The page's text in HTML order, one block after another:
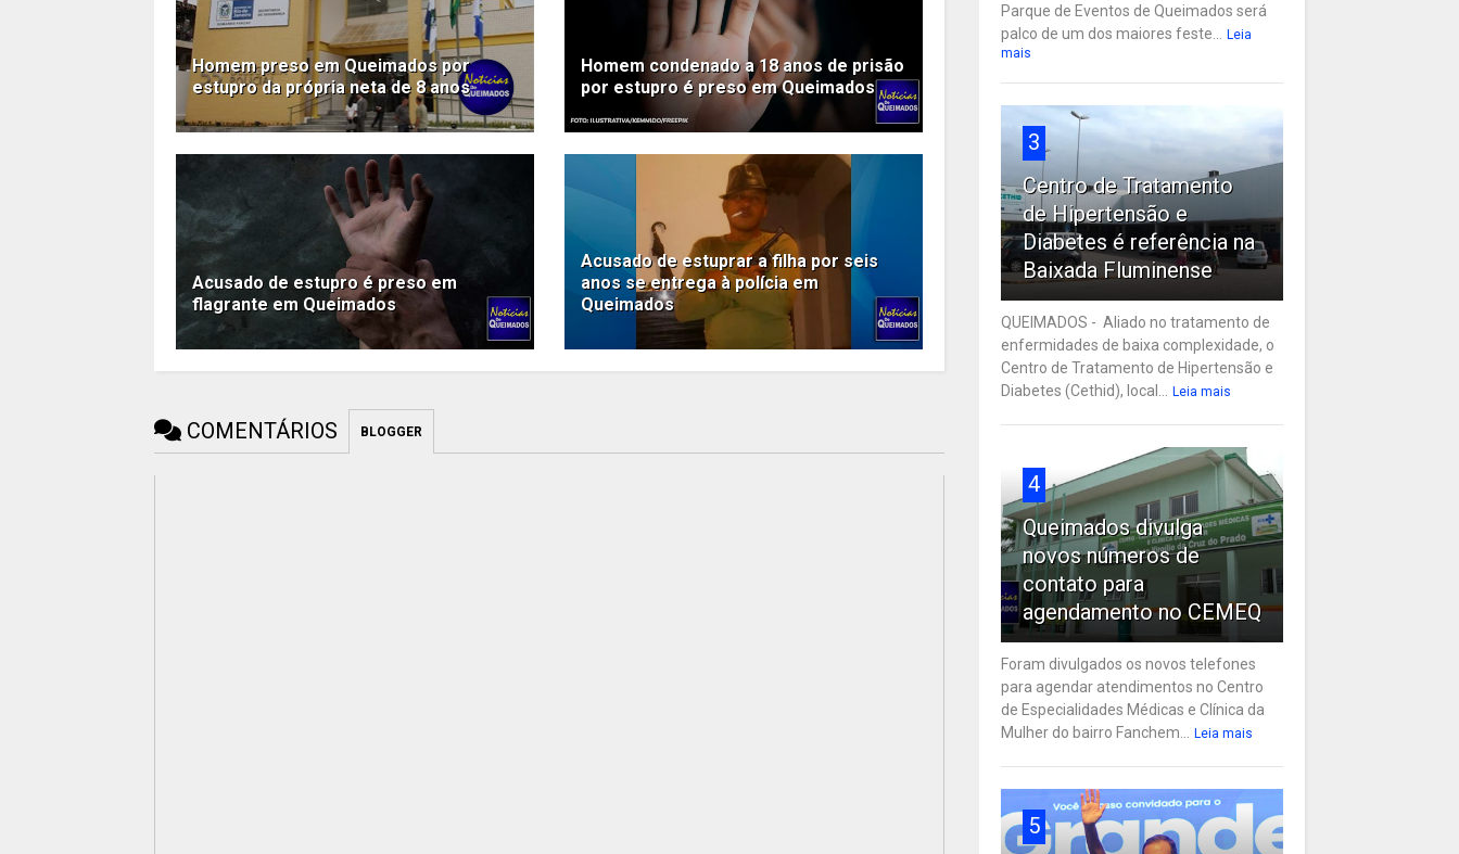
Homem preso em Queimados por
estupro da própria neta de 8 anos
Homem condenado a 18 anos de prisão
por estupro é preso em Queimados
Acusado de estupro é preso em
flagrante em Queimados
Acusado de estuprar a filha por seis
anos se entrega à polícia em
Queimados
COMENTÁRIOS BLOGGER
Parque de Eventos de Queimados será
palco de um dos maiores feste...
Leia
mais
3
Centro de Tratamento
de Hipertensão e
Diabetes é referência na
Baixada Fluminense
QUEIMADOS - Aliado no tratamento de
enfermidades de baixa complexidade, o
Centro de Tratamento de Hipertensão e
Diabetes (Cethid), local...
Leia mais
4
Queimados divulga
novos números de
contato para
agendamento no CEMEQ
Foram divulgados os novos telefones
para agendar atendimentos no Centro
de Especialidades Médicas e Clínica da
Mulher do bairro Fanchem...
Leia mais
5